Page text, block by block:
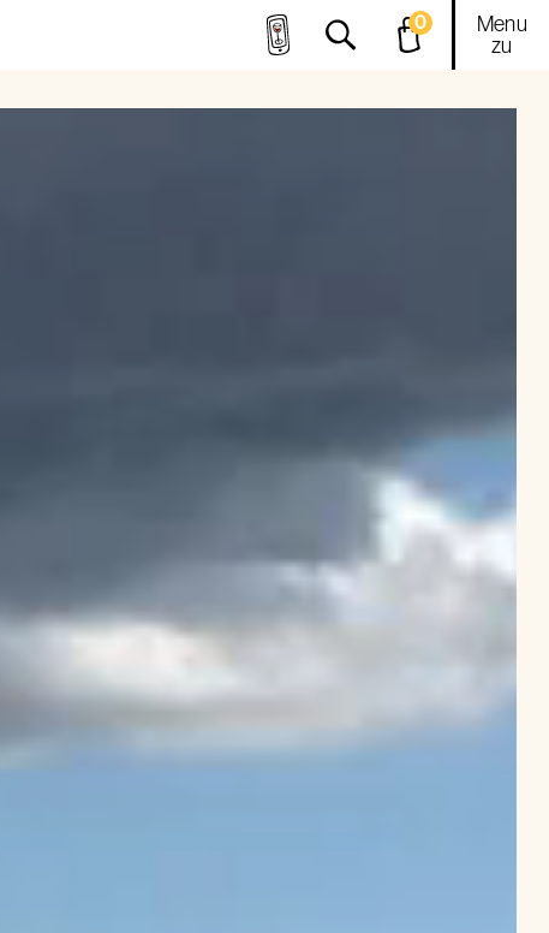
0
Menu
zu